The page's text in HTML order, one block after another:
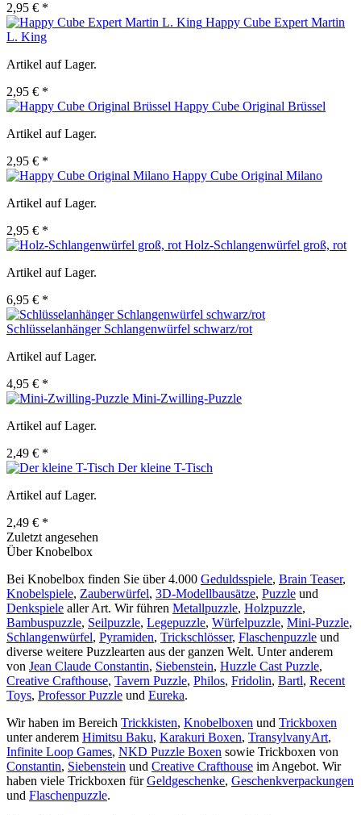
2,95 € *
Happy Cube Expert Martin
L. King
Artikel auf Lager.
2,95 € *
Happy Cube Original Brüssel
Artikel auf Lager.
2,95 € *
Happy Cube Original Milano
Artikel auf Lager.
2,95 € *
Holz-Schlangenwürfel groß, rot
Artikel auf Lager.
6,95 € *
Schlüsselanhänger Schlangenwürfel schwarz/rot
Artikel auf Lager.
4,95 € *
Mini-Zwilling-Puzzle
Artikel auf Lager.
2,49 € *
Der kleine T-Tisch
Artikel auf Lager.
2,49 € *
Zuletzt angesehen
Über Knobelbox
Bei Knobelbox finden Sie über 4.000 Geduldsspiele, Brain Teaser,
Knobelspiele, Zauberwürfel, 3D-Modellbausätze, Puzzle und
Denkspiele aller Art. Wir führen Metallpuzzle, Holzpuzzle,
Bambuspuzzle, Seilpuzzle, Legepuzzle, Würfelpuzzle, Mini-Puzzle,
Schlangenwürfel, Pyramiden, Trickschlösser, Flaschenpuzzle und
diverse weitere Puzzlearten aus der ganzen Welt. Unter anderem
von Jean Claude Constantin, Siebenstein, Huzzle Cast Puzzle,
Creative Crafthouse, Tavern Puzzle, Philos, Fridolin, Bartl, Recent
Toys, Professor Puzzle und Eureka.
Wir haben im Bereich Trickkisten, Knobelboxen und Trickboxen
unter anderem Himitsu Baku, Karakuri Boxen, TransylvanyArt,
Infinite Loop Games, NKD Puzzle Boxen sowie Trickboxen von
Constantin, Siebenstein und Creative Crafthouse im Angebot. Wir
haben viele Trickboxen fürGeldgeschenke, Geschenkverpackungen
und Flaschenpuzzle.